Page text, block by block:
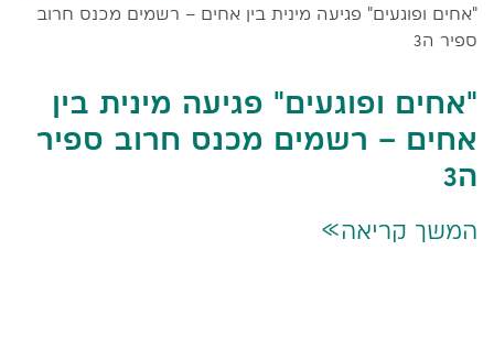
"אחים ופוגעים" פגיעה מינית בין אחים – רשמים מכנס חרוב
ספיר ה3
"אחים ופוגעים" פגיעה מינית בין
אחים – רשמים מכנס חרוב ספיר
ה3
המשך קריאה >>